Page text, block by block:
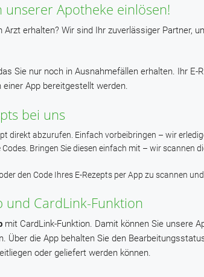
unserer Apotheke einlösen!
erhalten? Wir sind Ihr zuverlässiger Partner,
Sie nur noch in Ausnahmefällen erhalten. Ihr E-
einer App bereitgestellt werden.
bei uns
direkt abzurufen. Einfach vorbeibringen – wir
Bringen Sie diesen einfach mit – wir scannen
den Code Ihres E-Rezepts per App zu scannen
CardLink-Funktion
mit CardLink-Funktion. Damit können Sie unsere
Über die App behalten Sie den
oder geliefert werden können.